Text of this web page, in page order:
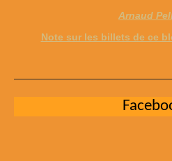
Arnaud
Note sur les billets de ce